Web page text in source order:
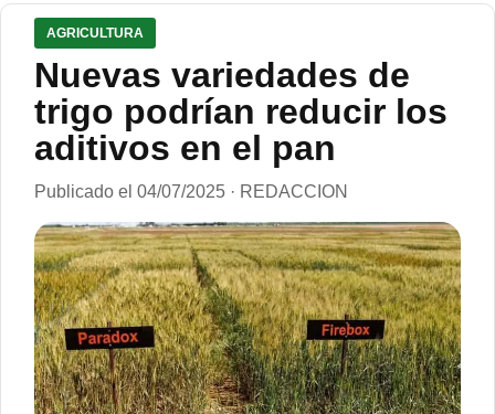
AGRICULTURA
Nuevas variedades de
trigo podrían reducir los
aditivos en el pan
Publicado el 04/07/2025 · REDACCION